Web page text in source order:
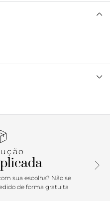
acabamento liso e
em botões. Traz alça
recortado, com sub
dois bag charm, um liso
matelassê e detalhe
finas.
sua escolha? Não se
de forma gratuita